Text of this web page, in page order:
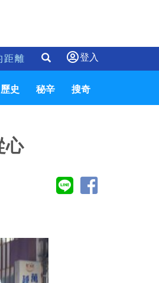
登入
距離
歷史 秘辛 搜奇
心